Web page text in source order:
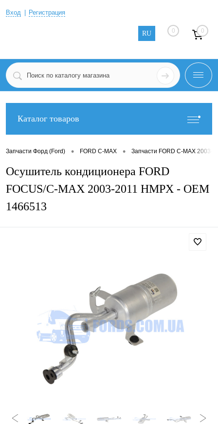
Вход Регистрация
RU 0 0
Каталог товаров
Запчасти Форд (Ford) • FORD C-MAX • Запчасти FORD C-MAX 2003-
Осушитель кондиционера FORD
FOCUS/C-MAX 2003-2011 HMPX - OEM
1466513